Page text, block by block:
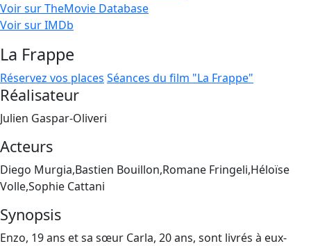
Voir sur TheMovie Database
Voir sur IMDb
La Frappe
Réservez vos places Séances du film "La Frappe"
Réalisateur
Julien Gaspar-Oliveri
Acteurs
Diego Murgia,Bastien Bouillon,Romane Fringeli,Héloïse
Volle,Sophie Cattani
Synopsis
Enzo, 19 ans et sa sœur Carla, 20 ans, sont livrés à eux-